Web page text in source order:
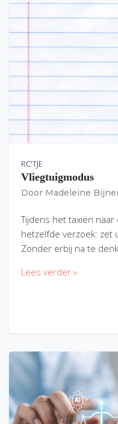
RC'TJE
Vliegtuigmodus
Door Madeleine
Tijdens het taxiën
hetzelfde verzoek: zet
Zonder erbij na te
Lees verder »